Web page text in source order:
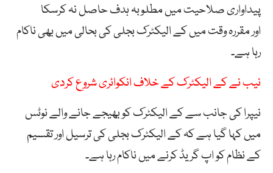
پیداواری صلاحیت میں مطلوبہ ہدف حاصل نہ کرسکا
اور مقررہ وقت میں کے الیکٹرک بجلی کی بحالی میں بھی ناکام
رہا ہے۔
نیب نے کے الیکٹرک کے خلاف انکوائری شروع کردی
نیپرا کی جانب سے کے الیکٹرک کو بھیجے جانے والے نوٹس
میں کہا گیا ہے کہ کے الیکٹرک بجلی کی ترسیل اور تقسیم
کے نظام کو اپ گریڈ کرنے میں ناکام رہا ہے۔